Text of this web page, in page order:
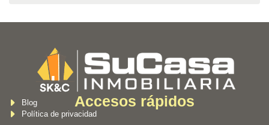
Accesos rápidos
Blog
Política de privacidad